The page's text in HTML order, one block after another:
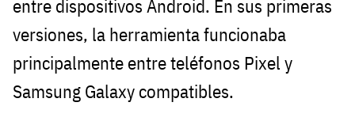
entre dispositivos Android. En sus primeras
versiones, la herramienta funcionaba
principalmente entre teléfonos Pixel y
Samsung Galaxy compatibles.